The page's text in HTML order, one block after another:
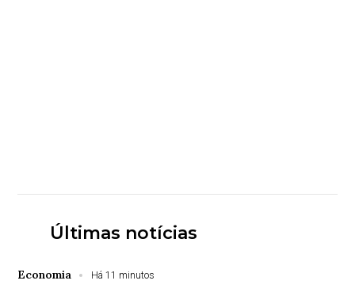
Últimas notícias
Economia Há 11 minutos